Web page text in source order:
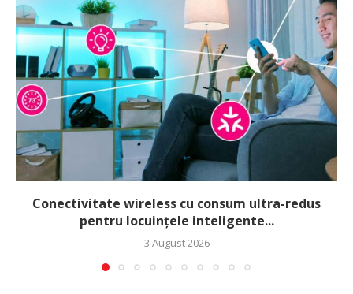
Conectivitate wireless cu consum ultra-redus
pentru locuințele inteligente...
3 August 2026